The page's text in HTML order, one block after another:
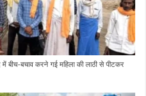
बीच-बचाव करने गई महिला की लाठी से पीटकर